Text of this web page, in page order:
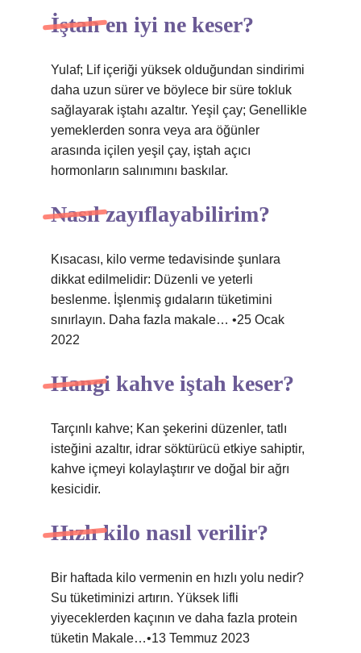
İştah en iyi ne keser?
Yulaf; Lif içeriği yüksek olduğundan sindirimi
daha uzun sürer ve böylece bir süre tokluk
sağlayarak iştahı azaltır. Yeşil çay; Genellikle
yemeklerden sonra veya ara öğünler
arasında içilen yeşil çay, iştah açıcı
hormonların salınımını baskılar.
Nasıl zayıflayabilirim?
Kısacası, kilo verme tedavisinde şunlara
dikkat edilmelidir: Düzenli ve yeterli
beslenme. İşlenmiş gıdaların tüketimini
sınırlayın. Daha fazla makale… •25 Ocak
2022
Hangi kahve iştah keser?
Tarçınlı kahve; Kan şekerini düzenler, tatlı
isteğini azaltır, idrar söktürücü etkiye sahiptir,
kahve içmeyi kolaylaştırır ve doğal bir ağrı
kesicidir.
Hızlı kilo nasıl verilir?
Bir haftada kilo vermenin en hızlı yolu nedir?
Su tüketiminizi artırın. Yüksek lifli
yiyeceklerden kaçının ve daha fazla protein
tüketin Makale…•13 Temmuz 2023